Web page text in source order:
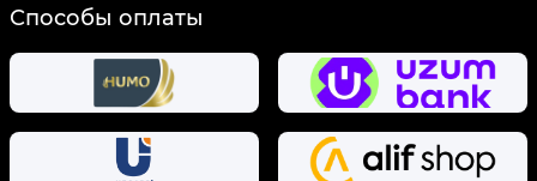
Способы оплаты